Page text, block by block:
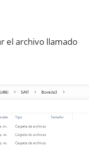
el archivo llamado